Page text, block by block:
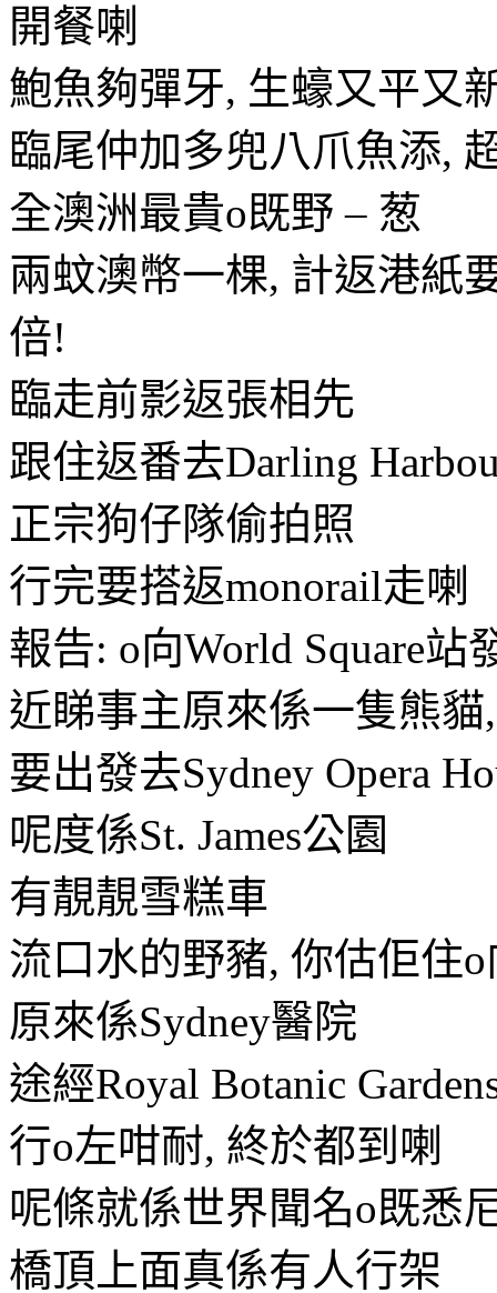
開餐喇
鮑魚夠彈牙, 生蠔又平又
臨尾仲加多兜八爪魚添,
全澳洲最貴o既野 – 葱
兩蚊澳幣一棵, 計返港紙
倍!
臨走前影返張相先
跟住返番去Darling
正宗狗仔隊偷拍照
行完要搭返monorail走喇
報告: o向World Square站
近睇事主原來係一隻熊
要出發去Sydney Opera
呢度係St. James公園
有靚靚雪糕車
流口水的野豬, 你估佢住o
原來係Sydney醫院
途經Royal Botanic
行o左咁耐, 終於都到喇
呢條就係世界聞名o既悉
橋頂上面真係有人行架